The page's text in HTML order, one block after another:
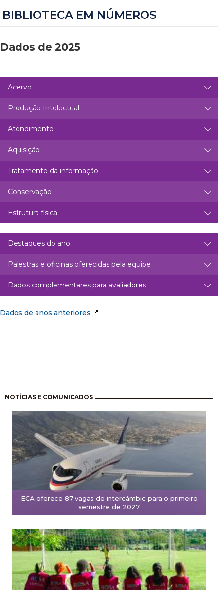
BIBLIOTECA EM NÚMEROS
Dados de 2025
Acervo
Produção Intelectual
Atendimento
Aquisição
Tratamento da informação
Conservação
Estrutura física
Destaques do ano
Palestras e oficinas oferecidas pela equipe
Dados complementares para avaliadores
Dados de anos anteriores
NOTÍCIAS E COMUNICADOS
ECA oferece 87 vagas de intercâmbio para o primeiro
semestre de 2027
Pagination